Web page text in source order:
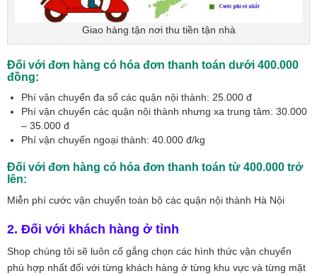
Giao hàng tận nơi thu tiền tận nhà
Đối với đơn hàng có hóa đơn thanh toán dưới 400.000
đồng:
Phí vận chuyển đa số các quận nội thành: 25.000 đ
Phí vận chuyển các quận nội thành nhưng xa trung tâm: 30.000
– 35.000 đ
Phí vận chuyển ngoại thành: 40.000 đ/kg
Đối với đơn hàng có hóa đơn thanh toán từ 400.000 trở
lên:
Miễn phí cước vận chuyển toàn bộ các quận nội thành Hà Nội
2. Đối với khách hàng ở tỉnh
Shop chúng tôi sẽ luôn cố gắng chọn các hình thức vận chuyển
phù hợp nhất đối với từng khách hàng ở từng khu vực và từng mặt